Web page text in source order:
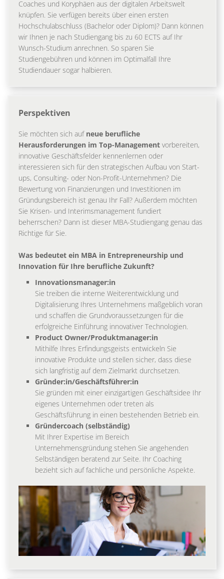
Coaches und Koryphäen aus der digitalen Arbeitswelt
knüpfen. Sie verfügen bereits über einen ersten
Hochschulabschluss (Bachelor oder Diplom)? Dann können
wir Ihnen je nach Studiengang bis zu 60 ECTS auf Ihr
Wunsch-Studium anrechnen. So sparen Sie
Studiengebühren und können im Optimalfall Ihre
Studiendauer sogar halbieren.
Perspektiven
Sie möchten sich auf neue berufliche
Herausforderungen im Top-Management vorbereiten,
innovative Geschäftsfelder kennenlernen oder
interessieren sich für den strategischen Aufbau von Start-
ups, Consulting- oder Non-Profit-Unternehmen? Die
Bewertung von Finanzierungen und Investitionen im
Gründungsbereich ist genau Ihr Fall? Außerdem möchten
Sie Krisen- und Interimsmanagement fundiert
beherrschen? Dann ist dieser MBA-Studiengang genau das
Richtige für Sie.
Was bedeutet ein MBA in Entrepreneurship und
Innovation für Ihre berufliche Zukunft?
Innovationsmanager:in
Sie treiben die interne Weiterentwicklung und
Digitalisierung Ihres Unternehmens maßgeblich voran
und schaffen die Grundvoraussetzungen für die
erfolgreiche Einführung innovativer Technologien.
Product Owner/Produktmanager:in
Mithilfe Ihres Erfindungsgeists entwickeln Sie
innovative Produkte und stellen sicher, dass diese
sich langfristig auf dem Zielmarkt durchsetzen.
Gründer:in/Geschäftsführer:in
Sie gründen mit einer einzigartigen Geschäftsidee Ihr
eigenes Unternehmen oder treten als
Geschäftsführung in einen bestehenden Betrieb ein.
Gründercoach (selbständig)
Mit Ihrer Expertise im Bereich
Unternehmensgründung stehen Sie angehenden
Selbständigen beratend zur Seite. Ihr Coaching
bezieht sich auf fachliche und persönliche Aspekte.